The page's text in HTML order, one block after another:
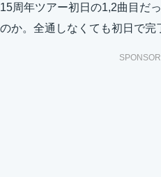
15周年ツアー初日の1,2曲目だ
のか。全通しなくても初日で完